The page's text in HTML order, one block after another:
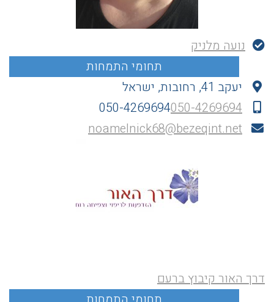
נועה מלניק
יעקב 41, רחובות, ישראל
050-4269694050-4269694
noamelnick68@bezeqint.net
דרך האור קיבוץ ברעם